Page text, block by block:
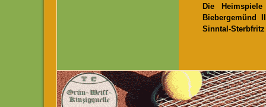
Die
Biebergemünd
Sinntal-